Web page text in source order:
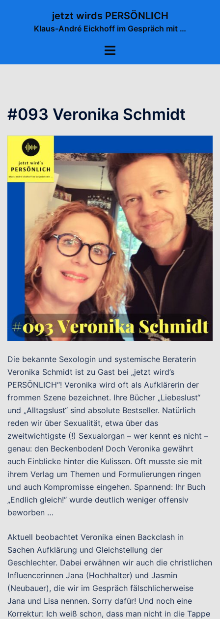
jetzt wirds PERSÖNLICH
Klaus-André Eickhoff im Gespräch mit …
Menü
#093 Veronika Schmidt
Die bekannte Sexologin und systemische Beraterin
Veronika Schmidt ist zu Gast bei „jetzt wird’s
PERSÖNLICH“! Veronika wird oft als Aufklärerin der
frommen Szene bezeichnet. Ihre Bücher „Liebeslust“
und „Alltagslust“ sind absolute Bestseller. Natürlich
reden wir über Sexualität, etwa über das
zweitwichtigste (!) Sexualorgan – wer kennt es nicht –
genau: den Beckenboden! Doch Veronika gewährt
auch Einblicke hinter die Kulissen. Oft musste sie mit
ihrem Verlag um Themen und Formulierungen ringen
und auch Kompromisse eingehen. Spannend: Ihr Buch
„Endlich gleich!“ wurde deutlich weniger offensiv
beworben …
Aktuell beobachtet Veronika einen Backclash in
Sachen Aufklärung und Gleichstellung der
Geschlechter. Dabei erwähnen wir auch die christlichen
Influencerinnen Jana (Hochhalter) und Jasmin
(Neubauer), die wir im Gespräch fälschlicherweise
Jana und Lisa nennen. Sorry dafür! Und noch eine
Korrektur: Ich weiß schon, dass man nicht in die Tappe